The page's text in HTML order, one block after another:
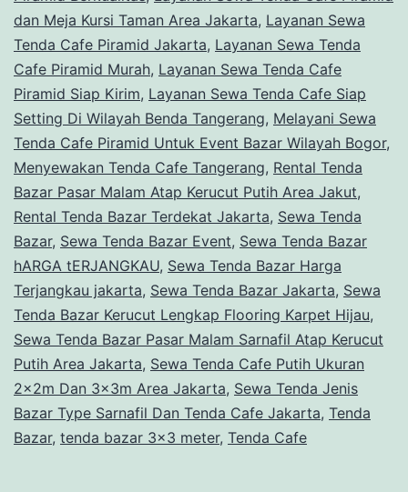
dan Meja Kursi Taman Area Jakarta, Layanan Sewa
Tenda Cafe Piramid Jakarta, Layanan Sewa Tenda
Cafe Piramid Murah, Layanan Sewa Tenda Cafe
Piramid Siap Kirim, Layanan Sewa Tenda Cafe Siap
Setting Di Wilayah Benda Tangerang, Melayani Sewa
Tenda Cafe Piramid Untuk Event Bazar Wilayah Bogor,
Menyewakan Tenda Cafe Tangerang, Rental Tenda
Bazar Pasar Malam Atap Kerucut Putih Area Jakut,
Rental Tenda Bazar Terdekat Jakarta, Sewa Tenda
Bazar, Sewa Tenda Bazar Event, Sewa Tenda Bazar
hARGA tERJANGKAU, Sewa Tenda Bazar Harga
Terjangkau jakarta, Sewa Tenda Bazar Jakarta, Sewa
Tenda Bazar Kerucut Lengkap Flooring Karpet Hijau,
Sewa Tenda Bazar Pasar Malam Sarnafil Atap Kerucut
Putih Area Jakarta, Sewa Tenda Cafe Putih Ukuran
2x2m Dan 3x3m Area Jakarta, Sewa Tenda Jenis
Bazar Type Sarnafil Dan Tenda Cafe Jakarta, Tenda
Bazar, tenda bazar 3x3 meter, Tenda Cafe